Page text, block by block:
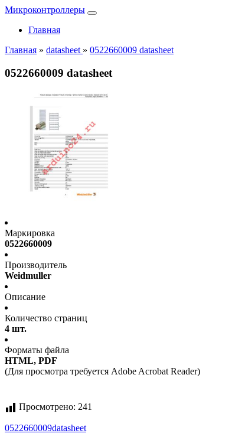
Микроконтроллеры
Главная
Главная » datasheet » 0522660009 datasheet
0522660009 datasheet
Маркировка
0522660009
Производитель
Weidmuller
Описание
Количество страниц
4 шт.
Форматы файла
HTML, PDF
(Для просмотра требуется Adobe Acrobat Reader)
Просмотрено: 241
0522660009datasheet